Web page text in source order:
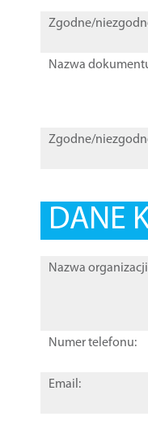
Zgodne/
Nazwa
Zgodne/
DANE
Nazwa
Numer telefonu:
Email: